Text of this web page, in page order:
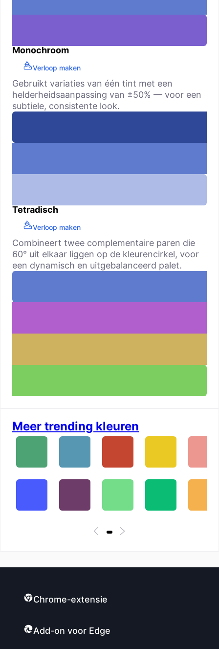
Monochroom
Verloop maken
Gebruikt variaties van één tint met een
helderheidsaanpassing van ±50% — voor een
subtiele, consistente look.
Tetradisch
Verloop maken
Combineert twee complementaire paren die
60° uit elkaar liggen op de kleurencirkel, voor
een dynamisch en uitgebalanceerd palet.
Meer trending kleuren
Chrome-extensie
Add-on voor Edge